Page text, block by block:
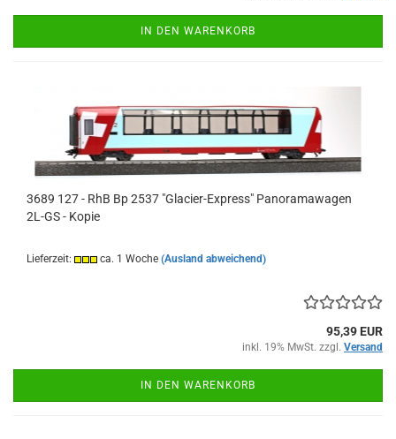
IN DEN WARENKORB
3689 127 - RhB Bp 2537 "Glacier-Express" Panoramawagen
2L-GS - Kopie
Lieferzeit: ca. 1 Woche (Ausland abweichend)
95,39 EUR
inkl. 19% MwSt. zzgl. Versand
IN DEN WARENKORB